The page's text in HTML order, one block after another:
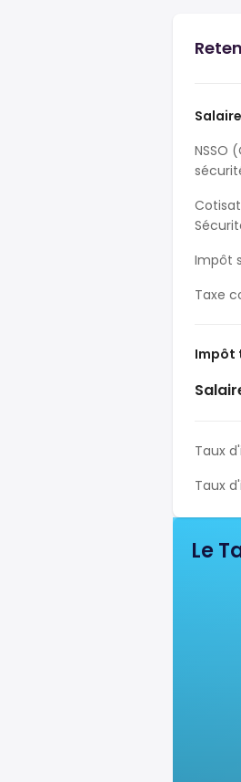
Salaire
NSSO
Impôt
Taxe
Impôt
Taux
Taux
Le